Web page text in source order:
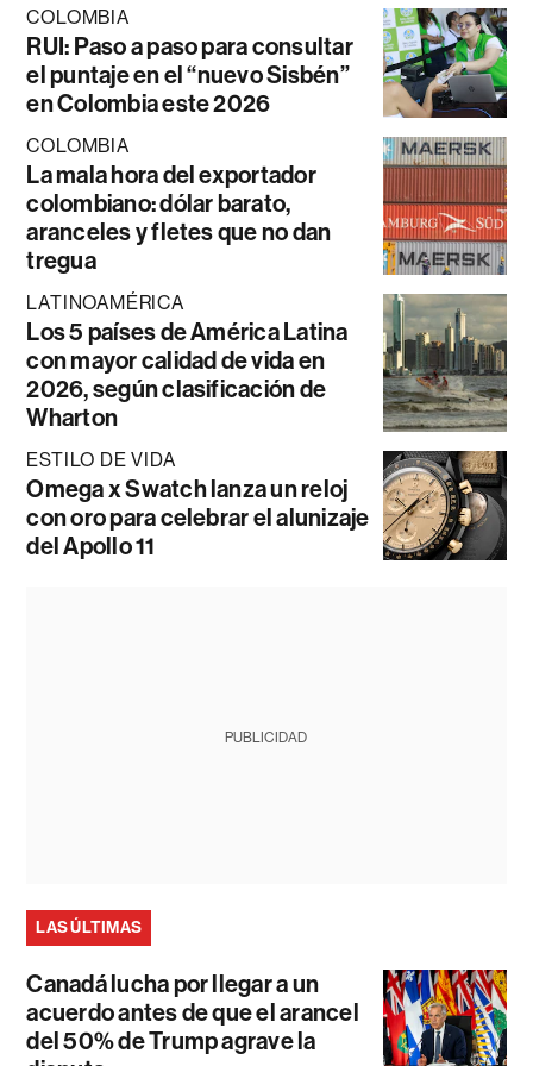
COLOMBIA
RUI: Paso a paso para consultar
el puntaje en el “nuevo Sisbén”
en Colombia este 2026
COLOMBIA
La mala hora del exportador
colombiano: dólar barato,
aranceles y fletes que no dan
tregua
LATINOAMÉRICA
Los 5 países de América Latina
con mayor calidad de vida en
2026, según clasificación de
Wharton
ESTILO DE VIDA
Omega x Swatch lanza un reloj
con oro para celebrar el alunizaje
del Apollo 11
PUBLICIDAD
LAS ÚLTIMAS
Canadá lucha por llegar a un
acuerdo antes de que el arancel
del 50% de Trump agrave la